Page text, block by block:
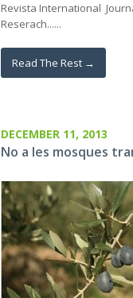
Revista International
Reserach......
Read The Rest →
DECEMBER 11, 2013
No a les mosques